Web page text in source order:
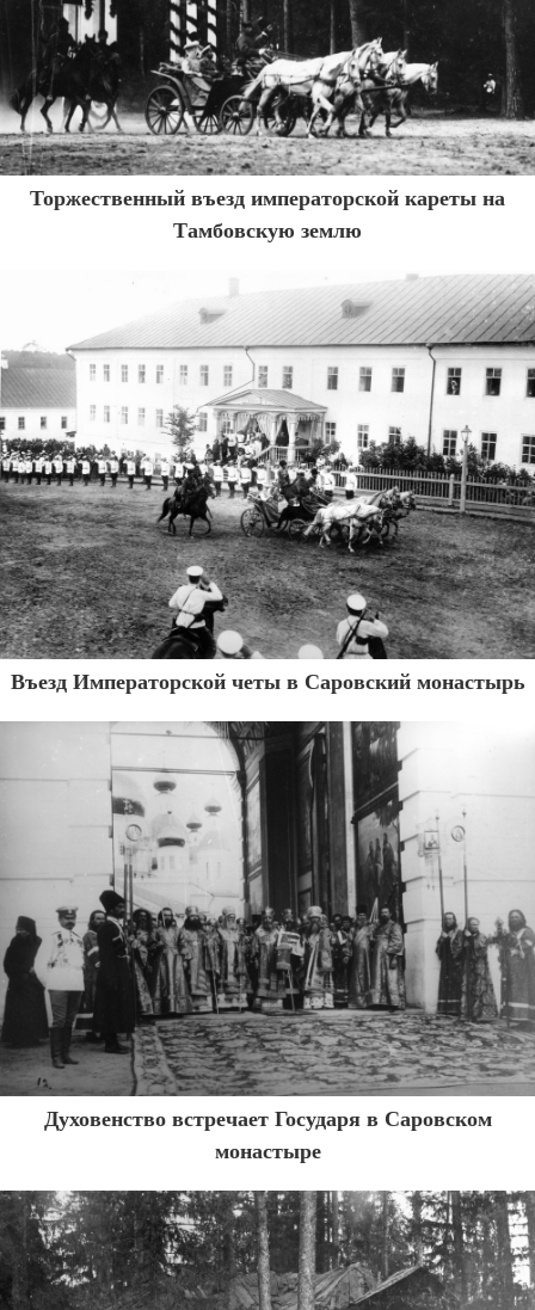
Торжественный въезд императорской кареты на
Тамбовскую землю
Въезд Императорской четы в Саровский монастырь
Духовенство встречает Государя в Саровском
монастыре